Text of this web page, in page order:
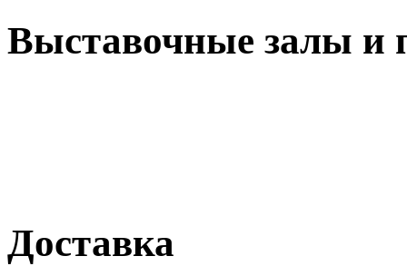
Выставочные залы и
Доставка